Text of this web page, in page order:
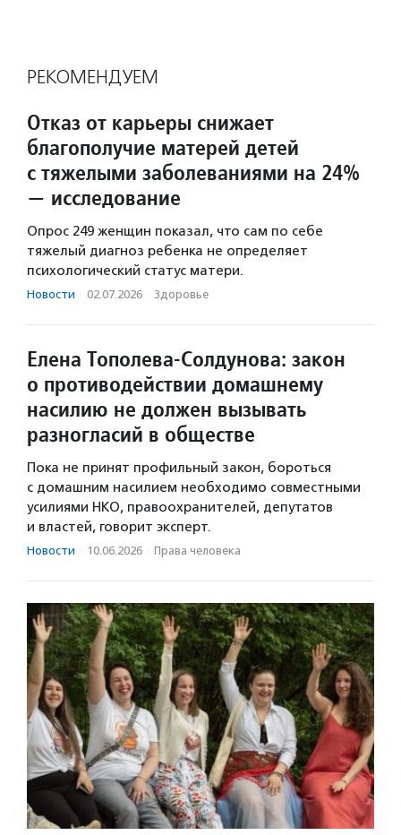
РЕКОМЕНДУЕМ
Отказ от карьеры снижает
благополучие матерей детей
с тяжелыми заболеваниями на 24%
— исследование
Опрос 249 женщин показал, что сам по себе
тяжелый диагноз ребенка не определяет
психологический статус матери.
Новости · 02.07.2026 · Здоровье
Елена Тополева-Солдунова: закон
о противодействии домашнему
насилию не должен вызывать
разногласий в обществе
Пока не принят профильный закон, бороться
с домашним насилием необходимо совместными
усилиями НКО, правоохранителей, депутатов
и властей, говорит эксперт.
Новости · 10.06.2026 · Права человека